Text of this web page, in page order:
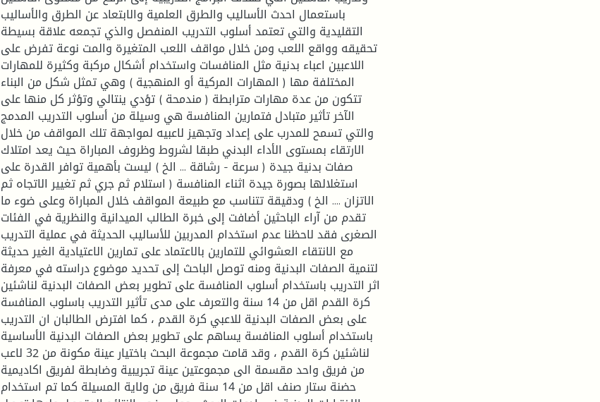
باستعمال احدث الأساليب والطرق العلمية والابتعاد عن الطرق والأساليب
التقليدية والتي تعتمد أسلوب التدريب المنفصل والذي تجمعه علاقة بسيطة
تحقيقه وواقع اللعب ومن خلال مواقف اللعب المتغيرة والمت نوعة تفرض على
اللاعبين اعباء بدنية مثل المنافسات واستخدام أشكال مركبة وكثيرة للمهارات
المختلفة مها ( المهارات المركية أو المنهجية ) وهي تمثل شكل من البناء
تتكون من عدة مهارات مترابطة ( مندمحة ) تؤدي ينتالي وتؤثر كل منها على
الآخر تأثير متبادل فتمارين المنافسة هي وسيلة من أسلوب التدريب المدمج
والتي تسمح للمدرب على إعداد وتجهيز لاعبيه لمواجهة تلك المواقف من خلال
الارتقاء بمستوى الأداء البدني طبقا لشروط وظروف المباراة حيث يعد امتلاك
صفات بدنية جيدة ( سرعة - رشاقة ... الخ ) ليست بأهمية توافر القدرة على
استغلالها بصورة جيدة اثناء المنافسة ( استلام ثم جري ثم تغيير الاتجاه ثم
الاتزان .... الخ ) ودقيقة تتناسب مع طبيعة المواقف خلال المباراة وعلى ضوء ما
تقدم من آراء الباحثين أضافت إلى خبرة الطالب الميدانية والنظرية في الفئات
الصغرى فقد لاحظنا عدم استخدام المدربين للأساليب الحديثة في عملية التدريب
مع الانتقاء العشوائي للتمارين بالاعتماد على تمارين الاعتيادية الغير حديثة
لتنمية الصفات البدنية ومنه توصل الباحث إلى تحديد موضوع دراسته في معرفة
اثر التدريب باستخدام أسلوب المنافسة على تطوير بعض الصفات البدنية لناشئين
كرة القدم اقل من 14 سنة والتعرف على مدى تأثير التدريب باسلوب المنافسة
على بعض الصفات البدنية للاعبي كرة القدم ، كما افترض الطالبان ان التدريب
باستخدام أسلوب المنافسة يساهم على تطوير بعض الصفات البدنية الأساسية
لناشئين كرة القدم ، وقد قامت مجموعة البحث باختيار عينة مكونة من 32 لاعب
من فريق واحد مقسمة الى مجموعتين عينة تجريبية وضابطة لفريق اكاديمية
حضنة ستار صنف اقل من 14 سنة فريق من ولاية المسيلة كما تم استخدام